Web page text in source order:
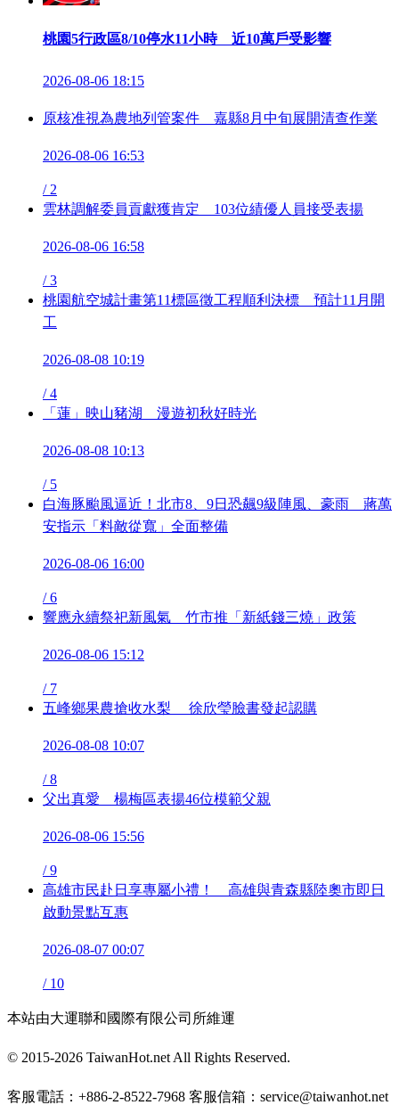
桃園5行政區8/10停水11小時 近10萬戶受影響
2026-08-06 18:15
原核准視為農地列管案件 嘉縣8月中旬展開清查作業
2026-08-06 16:53
/ 2
雲林調解委員貢獻獲肯定 103位績優人員接受表揚
2026-08-06 16:58
/ 3
桃園航空城計畫第11標區徵工程順利決標 預計11月開
工
2026-08-08 10:19
/ 4
「蓮」映山豬湖 漫遊初秋好時光
2026-08-08 10:13
/ 5
白海豚颱風逼近！北市8、9日恐飆9級陣風、豪雨 蔣萬
安指示「料敵從寬」全面整備
2026-08-06 16:00
/ 6
響應永續祭祀新風氣 竹市推「新紙錢三燒」政策
2026-08-06 15:12
/ 7
五峰鄉果農搶收水梨 徐欣瑩臉書發起認購
2026-08-08 10:07
/ 8
父出真愛 楊梅區表揚46位模範父親
2026-08-06 15:56
/ 9
高雄市民赴日享專屬小禮！ 高雄與青森縣陸奧市即日
啟動景點互惠
2026-08-07 00:07
/ 10
本站由大運聯和國際有限公司所維運
© 2015-2026 TaiwanHot.net All Rights Reserved.
客服電話：+886-2-8522-7968 客服信箱：service@taiwanhot.net